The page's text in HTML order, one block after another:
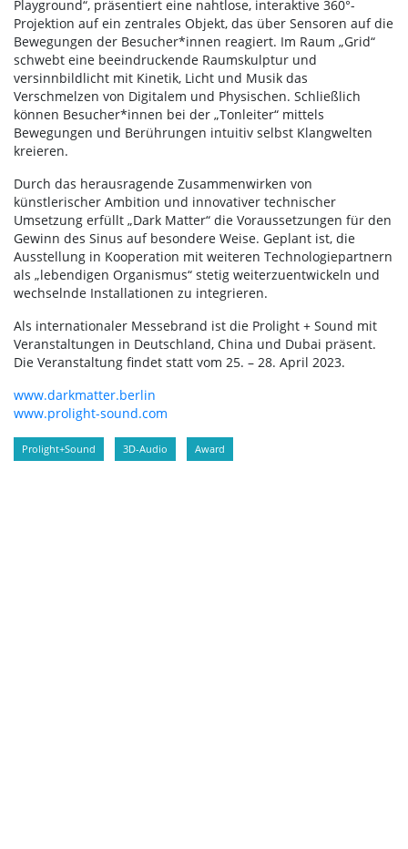
Playground“, präsentiert eine nahtlose, interaktive 360°-
Projektion auf ein zentrales Objekt, das über Sensoren auf die
Bewegungen der Besucher*innen reagiert. Im Raum „Grid“
schwebt eine beeindruckende Raumskulptur und
versinnbildlicht mit Kinetik, Licht und Musik das
Verschmelzen von Digitalem und Physischen. Schließlich
können Besucher*innen bei der „Tonleiter“ mittels
Bewegungen und Berührungen intuitiv selbst Klangwelten
kreieren.
Durch das herausragende Zusammenwirken von
künstlerischer Ambition und innovativer technischer
Umsetzung erfüllt „Dark Matter“ die Voraussetzungen für den
Gewinn des Sinus auf besondere Weise. Geplant ist, die
Ausstellung in Kooperation mit weiteren Technologiepartnern
als „lebendigen Organismus“ stetig weiterzuentwickeln und
wechselnde Installationen zu integrieren.
Als internationaler Messebrand ist die Prolight + Sound mit
Veranstaltungen in Deutschland, China und Dubai präsent.
Die Veranstaltung findet statt vom 25. – 28. April 2023.
www.darkmatter.berlin
www.prolight-sound.com
Prolight+Sound 3D-Audio Award